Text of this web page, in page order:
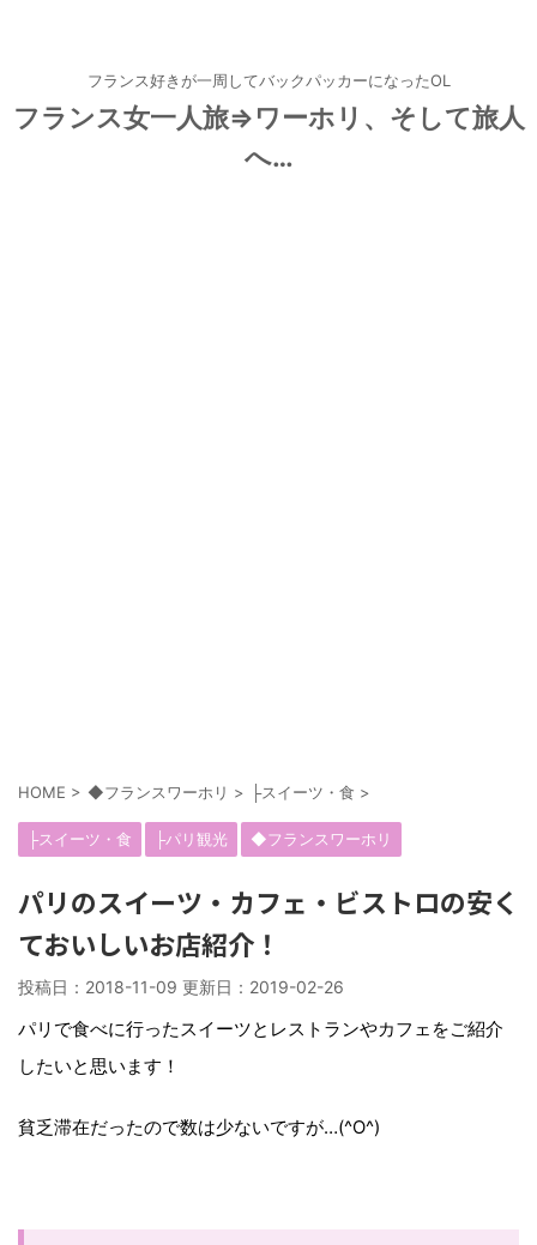
フランス好きが一周してバックパッカーになったOL
フランス女一人旅⇒ワーホリ、そして旅人
へ…
HOME > ◆フランスワーホリ > ├スイーツ・食 >
├スイーツ・食 ├パリ観光 ◆フランスワーホリ
パリのスイーツ・カフェ・ビストロの安く
ておいしいお店紹介！
投稿日：2018-11-09 更新日： 2019-02-26
パリで食べに行ったスイーツとレストランやカフェをご紹介
したいと思います！
貧乏滞在だったので数は少ないですが…(^O^)